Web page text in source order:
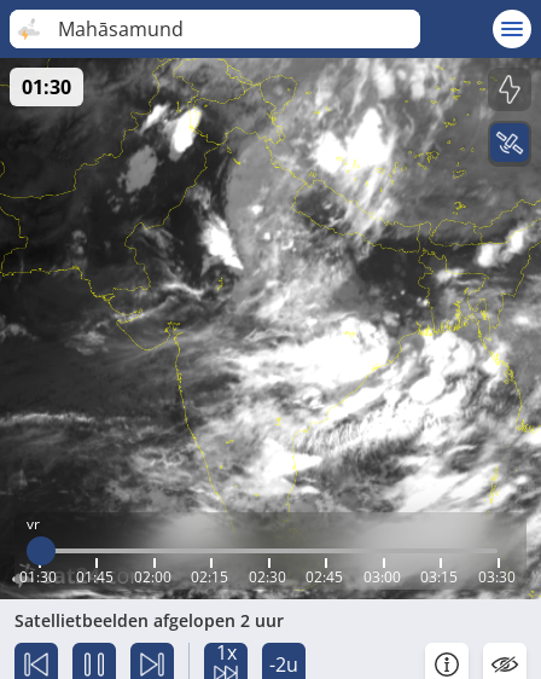
Mahāsamund
vr
01:30 01:45 02:00 02:15 02:30 02:45 03:00 03:15 03:30
01:30
Satellietbeelden afgelopen 2 uur
1x -2u